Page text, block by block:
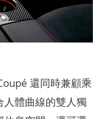
還同時兼顧乘
體曲線的雙人獨